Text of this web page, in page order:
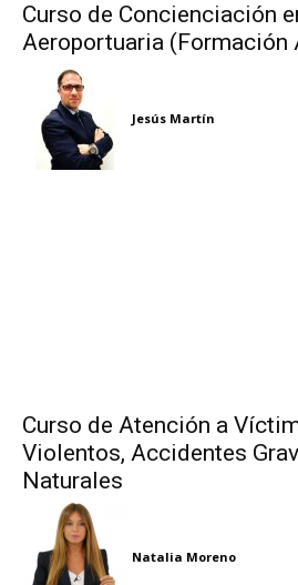
Curso de Concienciación
Aeroportuaria (Formación
Jesús Martín
Curso de Atención a
Violentos, Accidentes
Naturales
Natalia Moreno